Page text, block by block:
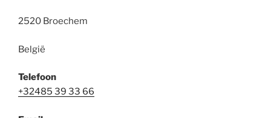
2520 Broechem
België
Telefoon
+32485 39 33 66